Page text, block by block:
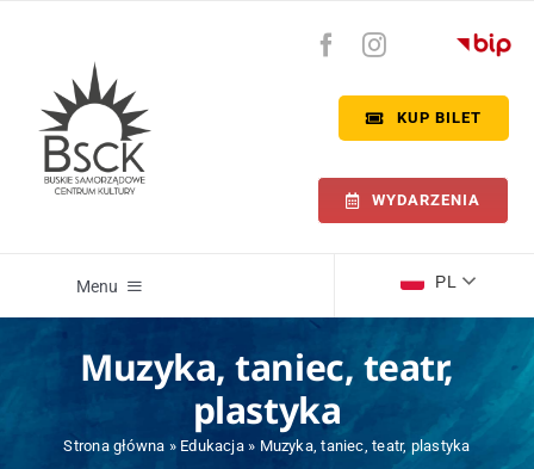
zawartości
KUP BILET
WYDARZENIA
Menu
Wydarzenia
PL
Muzyka, taniec, teatr,
plastyka
Strona główna » Edukacja» Muzyka, taniec, teatr, plastyka